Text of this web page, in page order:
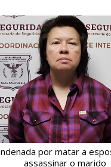
por matar a
assassinar o marido